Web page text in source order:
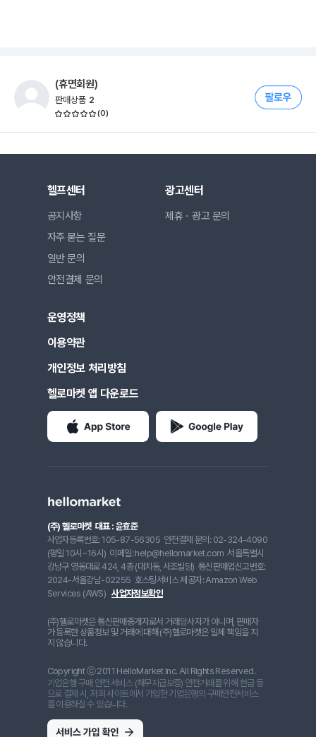
(휴면회원)
판매상품 2
(0)
헬프센터
공지사항
자주 묻는 질문
일반 문의
안전결제 문의
광고센터
제휴ㆍ광고 문의
운영정책
이용약관
개인정보 처리방침
헬로마켓 앱 다운로드
(주) 헬로마켓 대표 : 윤효준
사업자등록번호: 105-87-56305 안전결제 문의: 02-324-4090
(평일 10시~16시) 이메일: help@hellomarket.com 서울특별시
강남구 영동대로 424, 4층 (대치동, 사조빌딩) 통신판매업신고번호:
2024-서울강남-02255 호스팅서비스 제공자: Amazon Web
Services (AWS) 사업자정보확인
(주)헬로마켓은 통신판매중개자로서 거래당사자가 아니며, 판매자
가 등록한 상품정보 및 거래에 대해 (주)헬로마켓은 일체 책임을 지
지 않습니다.
Copyright ⓒ 2011 HelloMarket Inc. All Rights Reserved.
기업은행 구매 안전 서비스 (채무지급보증) 안전거래를 위해 현금 등
으로 결제 시, 저희 사이트에서 가입한 기업은행의 구매안전서비스
를 이용하실 수 있습니다.